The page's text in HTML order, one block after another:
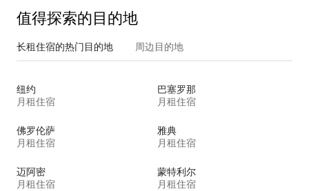
值得探索的目的地
长租住宿的热门目的地 周边目的地
纽约
月租住宿
巴塞罗那
月租住宿
佛罗伦萨
月租住宿
雅典
月租住宿
迈阿密
月租住宿
蒙特利尔
月租住宿